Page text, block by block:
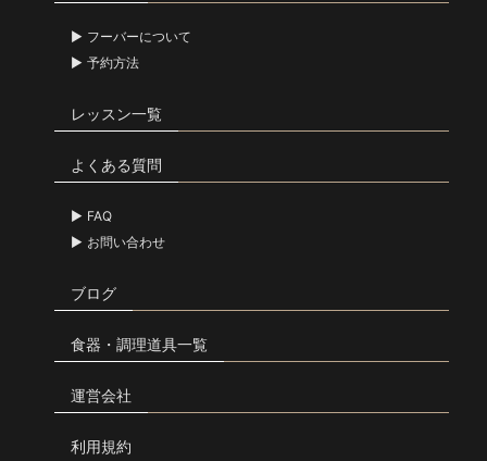
フーバーについて
予約方法
レッスン一覧
よくある質問
FAQ
お問い合わせ
ブログ
食器・調理道具一覧
運営会社
利用規約